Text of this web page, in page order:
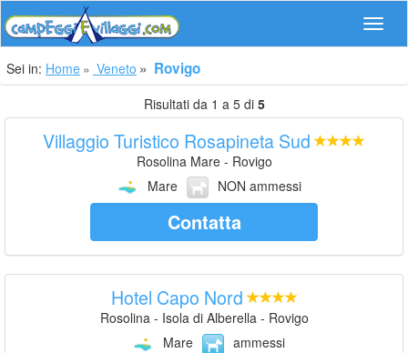
Sei in: Home Veneto Rovigo
Risultati da 1 a 5 di 5
Villaggio Turistico Rosapineta Sud
Rosolina Mare - Rovigo
Mare
NON ammessi
Contatta
Hotel Capo Nord
Rosolina - Isola di Alberella - Rovigo
Mare
ammessi